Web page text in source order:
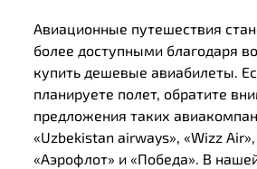
Авиационные путешествия
более доступными благодаря
купить дешевые авиабилеты.
планируете полет, обратите
предложения таких
«Uzbekistan airways», «Wizz Air»,
«Аэрофлот» и «Победа». В